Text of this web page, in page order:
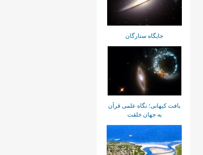
جايگاه ستارگان
بافت کیهانی؛ نگاه علمی قرآن
به جهان خلقت